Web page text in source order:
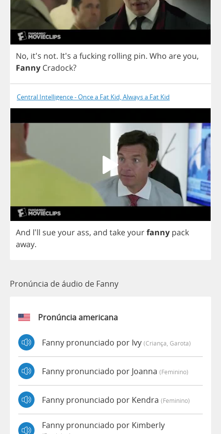
No, it's not. It's a fucking rolling pin. Who areyou,
Fanny Cradock?
Central Intelligence - Once a Fat Kid, Always a Fat Kid
And I'll sueyourass, and takeyourfanny pack
away.
Pronúncia de áudio de Fanny
Pronúncia americana
Fanny pronunciado por Ivy (criança, Garota)
Fanny pronunciado por Joanna (feminino)
Fanny pronunciado por Kendra (feminino)
Fanny pronunciado por Kimberly